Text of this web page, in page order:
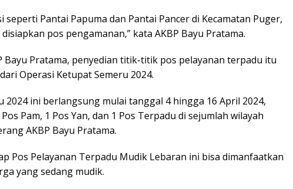
Pantai Papuma dan Pantai Pancer di Kecamatan Puger,
pos pengamanan,” kata AKBP Bayu Pratama.
Bayu Pratama, penyedian titik-titik pos pelayanan terpadu itu
Operasi Ketupat Semeru 2024.
2024 ini berlangsung mulai tanggal 4 hingga 16 April 2024,
Pam, 1 Pos Yan, dan 1 Pos Terpadu di sejumlah wilayah
AKBP Bayu Pratama.
Pos Pelayanan Terpadu Mudik Lebaran ini bisa dimanfaatkan
yang sedang mudik.